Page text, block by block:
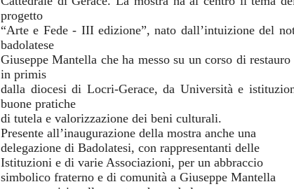
progetto
“Arte e Fede - III edizione”, nato dall’intuizione del
badolatese
Giuseppe Mantella che ha messo su un corso di
in primis
dalla diocesi di Locri-Gerace, da Università e
buone pratiche
di tutela e valorizzazione dei beni culturali.
Presente all’inaugurazione della mostra anche una
delegazione di Badolatesi, con rappresentanti delle
Istituzioni e di varie Associazioni, per un abbraccio
simbolico fraterno e di comunità a Giuseppe Mantella